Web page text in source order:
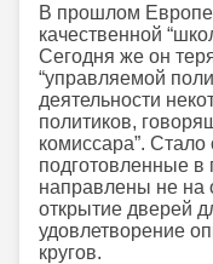
В прошлом
качественной
Сегодня же он
“управляемой
деятельности
политиков,
комиссара”. Стало
подготовленные
направлены не на
открытие дверей
удовлетворение
кругов.